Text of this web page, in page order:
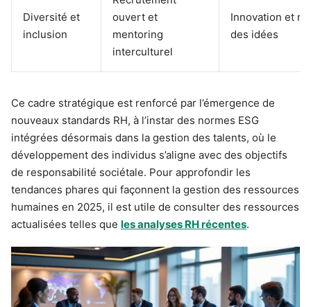
Diversité et
inclusion
ouvert et
mentoring
interculturel
Innovation et
des idées
Ce cadre stratégique est renforcé par l’émergence de
nouveaux standards RH, à l’instar des normes ESG
intégrées désormais dans la gestion des talents, où le
développement des individus s’aligne avec des objectifs
de responsabilité sociétale. Pour approfondir les
tendances phares qui façonnent la gestion des ressources
humaines en 2025, il est utile de consulter des ressources
actualisées telles que les analyses RH récentes.